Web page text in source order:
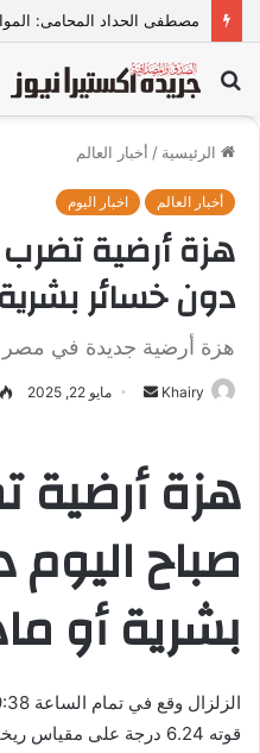
بحث
عن
الرئيسية / أخبار العالم
أخبار العالم اخبار اليوم
هزة أرضية
دون خسائر
هزة أرضية جديدة في مصر
Khairy
ل
ب
ا
إ
ك
ت
مايو 22, 2025
هزة
صباح
بشرية أو